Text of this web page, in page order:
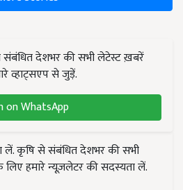
संबंधित देशभर की सभी लेटेस्ट ख़बरें
व्हाट्सएप से जुड़ें.
on WhatsApp
लें. कृषि से संबंधित देशभर की सभी
हमारे न्यूज़लेटर की सदस्यता लें.